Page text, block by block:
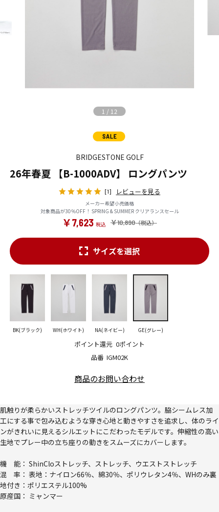
1 / 12
BRIDGESTONE GOLF
26年春夏 【B-1000ADV】 ロングパンツ
[1] レビューを見る
メーカー希望小売価格
対象商品が30％OFF！ SPRING & SUMMER クリアランスセール
￥10,890
￥7,623
品番 IGM02K
ポイント還元 0ポイント
サイズを選択
BK(ブラック) WH(ホワイト) NA(ネイビー) GE(グレー)
商品のお問い合わせ
肌触りが柔らかいストレッチツイルのロングパンツ。脇シームレス加
工にする事で包み込むような穿き心地と動きやすさを追求し、体のライ
ンがきれいに見えるシルエットにこだわったモデルです。伸縮性の高い
生地でプレー中の立ち座りの動きをスムーズにカバーします。
機 能： ShinCloストレッチ、ストレッチ、ウエストストレッチ
混 率： 表地：ナイロン66％、綿30％、ポリウレタン4％、WHのみ裏
地付き：ポリエステル100%
原産国： ミャンマー